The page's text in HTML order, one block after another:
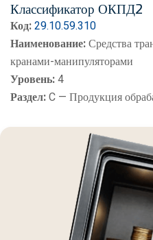
Классификатор ОКПД2
Код:29.10.59.310
Наименование:Средства
кранами-манипуляторами
Уровень:4
Раздел:C — Продукция